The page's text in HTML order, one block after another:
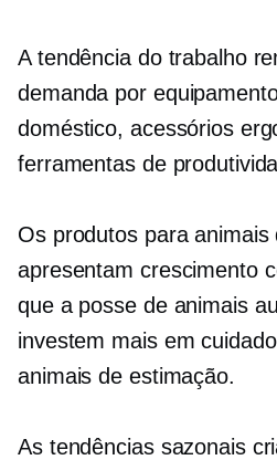
A tendência do trabalho
demanda por
doméstico, acessórios
ferramentas de
Os produtos para animais
apresentam crescimento
que a posse de animais
investem mais em
animais de estimação.
As tendências sazonais